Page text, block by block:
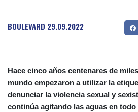
CUC
CUP
DJF
DKK
DOP
DZD
BOULEVARD 29.09.2022
Hace cinco años centenares de
mundo empezaron a utilizar la
denunciar la violencia sexual y
continúa agitando las aguas en